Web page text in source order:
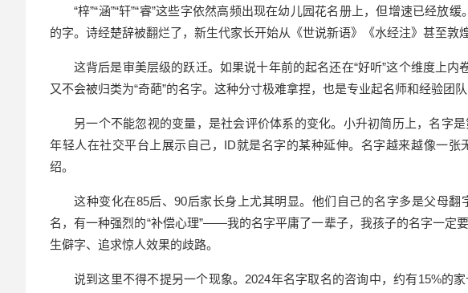
“梓”“涵”“轩”“睿”这些字依然高频出现在幼儿园花名册上，但增速已经放缓
的字。诗经楚辞被翻烂了，新生代家长开始从《世说新语》《水经注》甚至敦
这背后是审美层级的跃迁。如果说十年前的起名还在“好听”这个维度上
又不会被归类为“奇葩”的名字。这种分寸极难拿捏，也是专业起名师和经验团队
另一个不能忽视的变量，是社会评价体系的变化。小升初简历上，名字
年轻人在社交平台上展示自己，ID就是名字的某种延伸。名字越来越像一
绍。
这种变化在85后、90后家长身上尤其明显。他们自己的名字多是父母
名，有一种强烈的“补偿心理”——我的名字平庸了一辈子，我孩子的名字一定
生僻字、追求惊人效果的歧路。
说到这里不得不提另一个现象。2024年名字取名的咨询中，约有15%的